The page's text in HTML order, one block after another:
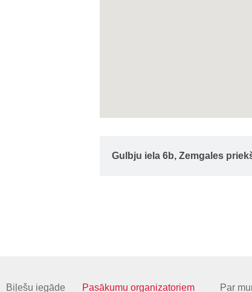
Gulbju iela 6b, Zemgales
Biļešu iegāde Pasākumu organizatoriem Par